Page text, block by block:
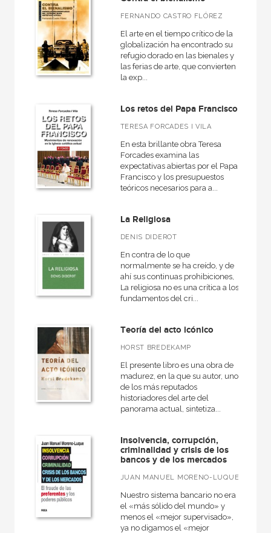
Ágora / Teoría
Akadémica
Anverso
Arealonga - Letras galegas
Arquitectura
Arquitectura (textos de arquitectura)
Arte contemporáneo
VER TODAS... (96)
NUESTROS FORMATOS
CATÁLOGOS PDF
FERNANDO CASTRO FLÓREZ
El arte en el tiempo crítico de la
globalización ha encontrado su
refugio dorado en las bienales y
las ferias de arte, que convierten
la exp...
Los retos del Papa Francisco
TERESA FORCADES I VILA
En esta brillante obra Teresa
Forcades examina las
expectativas abiertas por el Papa
Francisco y los presupuestos
teóricos necesarios para a...
La Religiosa
DENIS DIDEROT
En contra de lo que
normalmente se ha creído, y de
ahí sus continuas prohibiciones,
La religiosa no es una crítica a los
fundamentos del cri...
Teoría del acto icónico
HORST BREDEKAMP
El presente libro es una obra de
madurez, en la que su autor, uno
de los más reputados
historiadores del arte del
panorama actual, sintetiza...
Insolvencia, corrupción,
criminalidad y crisis de los
bancos y de los mercados
JUAN MANUEL MORENO-LUQUE
Nuestro sistema bancario no era
el «más sólido del mundo» y
menos el «mejor supervisado»,
ya no digamos el «mejor